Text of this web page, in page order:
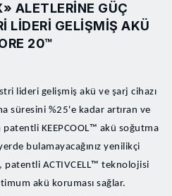
ALETLERINE GÜÇ
LIDERI GELIŞMIŞ AKÜ
20™
lideri gelişmiş akü ve şarj cihazı
süresini %25'e kadar artıran ve
KEEPCOOL™ akü soğutma
bulamayacağınız yenilikçi
patentli ACTIVCELL™ teknolojisi
akü koruması sağlar.